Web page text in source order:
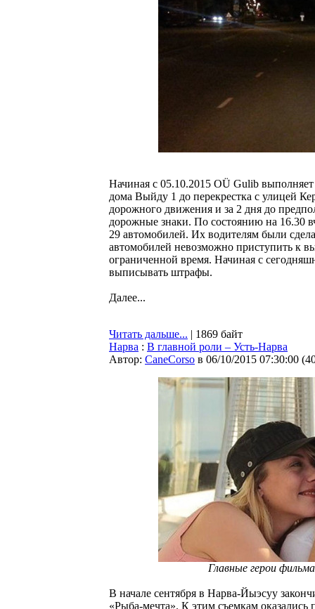
Начиная с 05.10.2015 OÜ Gulib
дома Выйду 1 до перекрестка с улицей
дорожного движения и за 2 дня до
дорожные знаки. По состоянию на 16.30
29 автомобилей. Их водителям были
автомобилей невозможно приступить к
ограниченной время. Начиная с
выписывать штрафы.
Далее...
Читать дальше... | 1869 байт
Нарва : В главной роли – Усть-Нарва
Автор: CaneCorso в 06/10/2015 07:30:00 (
Главные герои
В начале сентября в Нарва-Йыэсуу
«Рыба-мечта». К этим съемкам